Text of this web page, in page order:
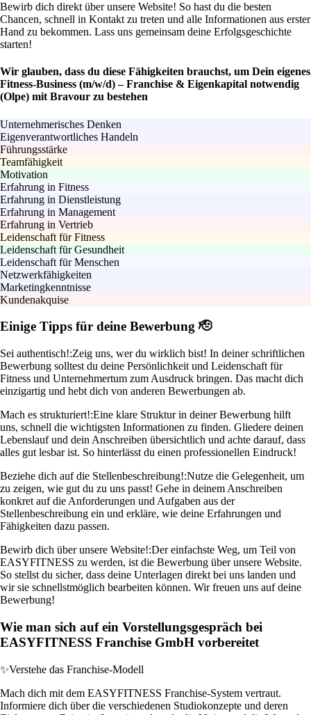
Bewirb dich direkt über unsere Website! So hast du die besten
Chancen, schnell in Kontakt zu treten und alle Informationen aus erster
Hand zu bekommen. Lass uns gemeinsam deine Erfolgsgeschichte
starten!
Wir glauben, dass du diese Fähigkeiten brauchst, um Dein eigenes
Fitness-Business (m/w/d) – Franchise & Eigenkapital notwendig
(Olpe) mit Bravour zu bestehen
Unternehmerisches Denken
Eigenverantwortliches Handeln
Führungsstärke
Teamfähigkeit
Motivation
Erfahrung in Fitness
Erfahrung in Dienstleistung
Erfahrung in Management
Erfahrung in Vertrieb
Leidenschaft für Fitness
Leidenschaft für Gesundheit
Leidenschaft für Menschen
Netzwerkfähigkeiten
Marketingkenntnisse
Kundenakquise
Einige Tipps für deine Bewerbung 🫡
Sei authentisch!:Zeig uns, wer du wirklich bist! In deiner schriftlichen
Bewerbung solltest du deine Persönlichkeit und Leidenschaft für
Fitness und Unternehmertum zum Ausdruck bringen. Das macht dich
einzigartig und hebt dich von anderen Bewerbungen ab.
Mach es strukturiert!:Eine klare Struktur in deiner Bewerbung hilft
uns, schnell die wichtigsten Informationen zu finden. Gliedere deinen
Lebenslauf und dein Anschreiben übersichtlich und achte darauf, dass
alles gut lesbar ist. So hinterlässt du einen professionellen Eindruck!
Beziehe dich auf die Stellenbeschreibung!:Nutze die Gelegenheit, um
zu zeigen, wie gut du zu uns passt! Gehe in deinem Anschreiben
konkret auf die Anforderungen und Aufgaben aus der
Stellenbeschreibung ein und erkläre, wie deine Erfahrungen und
Fähigkeiten dazu passen.
Bewirb dich über unsere Website!:Der einfachste Weg, um Teil von
EASYFITNESS zu werden, ist die Bewerbung über unsere Website.
So stellst du sicher, dass deine Unterlagen direkt bei uns landen und
wir sie schnellstmöglich bearbeiten können. Wir freuen uns auf deine
Bewerbung!
Wie man sich auf ein Vorstellungsgespräch bei
EASYFITNESS Franchise GmbH vorbereitet
✨Verstehe das Franchise-Modell
Mach dich mit dem EASYFITNESS Franchise-System vertraut.
Informiere dich über die verschiedenen Studiokonzepte und deren